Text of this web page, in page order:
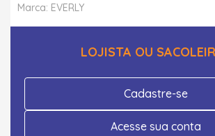
Marca: EVERLY
LOJISTA OU
Cadastre-se
Acesse sua conta